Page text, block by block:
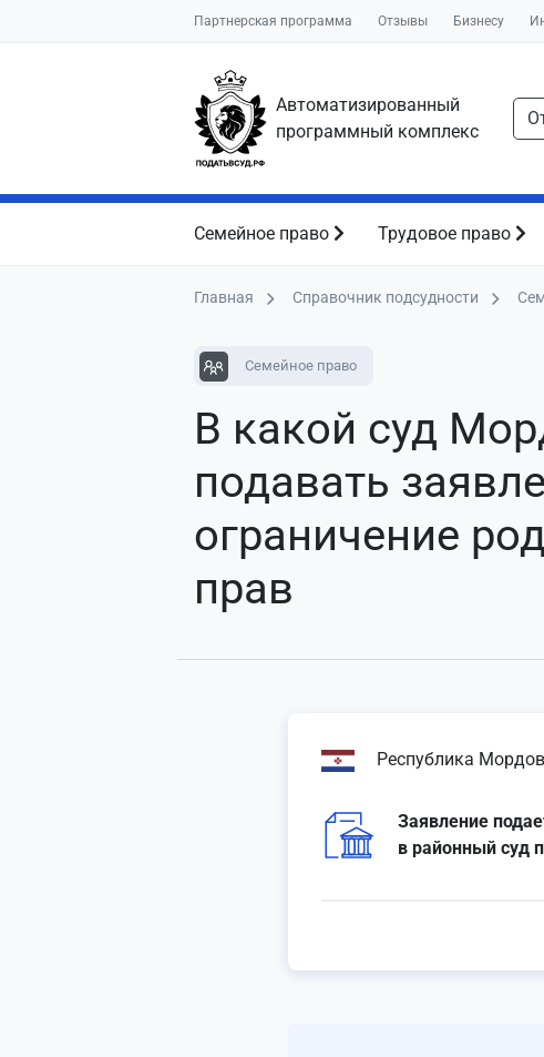
Партнерская программа Отзывы Бизнесу
Автоматизированный
программный комплекс
Семейное право Трудовое право
Главная Справочник подсудности
Семейное право
В какой суд
подавать
ограничение
прав
Республика
Заявление
в районный суд